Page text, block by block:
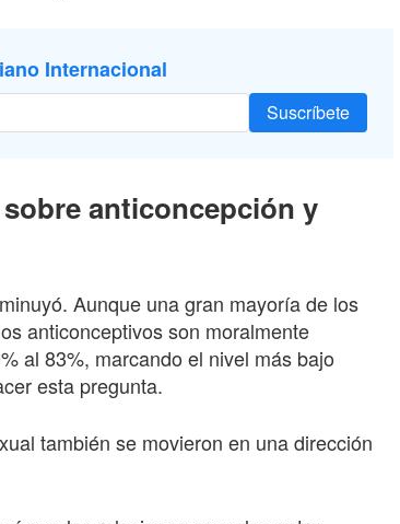
Internacional
Suscríbete
anticoncepción y
Aunque una gran mayoría de los
anticonceptivos son moralmente
al 83%, marcando el nivel más bajo
esta pregunta.
también se movieron en una dirección